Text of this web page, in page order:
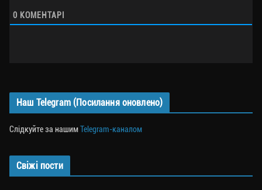
0 КОМЕНТАРІ
Наш Telegram (Посилання оновлено)
Слідкуйте за нашимTelegram-каналом
Свіжі пости